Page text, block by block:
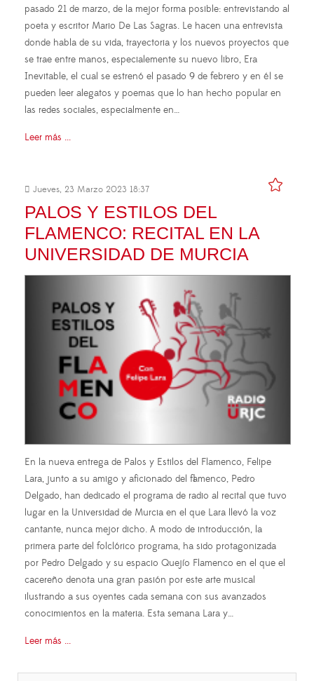
pasado 21 de marzo, de la mejor forma posible: entrevistando al
poeta y escritor Mario De Las Sagras. Le hacen una entrevista
donde habla de su vida, trayectoria y los nuevos proyectos que
se trae entre manos, especialemente su nuevo libro, Era
Inevitable, el cual se estrenó el pasado 9 de febrero y en él se
pueden leer alegatos y poemas que lo han hecho popular en
las redes sociales, especialmente en…
Leer más ...
Jueves, 23 Marzo 2023 18:37
PALOS Y ESTILOS DEL
FLAMENCO: RECITAL EN LA
UNIVERSIDAD DE MURCIA
En la nueva entrega de Palos y Estilos del Flamenco, Felipe
Lara, junto a su amigo y aficionado del flamenco, Pedro
Delgado, han dedicado el programa de radio al recital que tuvo
lugar en la Universidad de Murcia en el que Lara llevó la voz
cantante, nunca mejor dicho. A modo de introducción, la
primera parte del folclórico programa, ha sido protagonizada
por Pedro Delgado y su espacio Quejío Flamenco en el que el
cacereño denota una gran pasión por este arte musical
ilustrando a sus oyentes cada semana con sus avanzados
conocimientos en la materia. Esta semana Lara y…
Leer más ...